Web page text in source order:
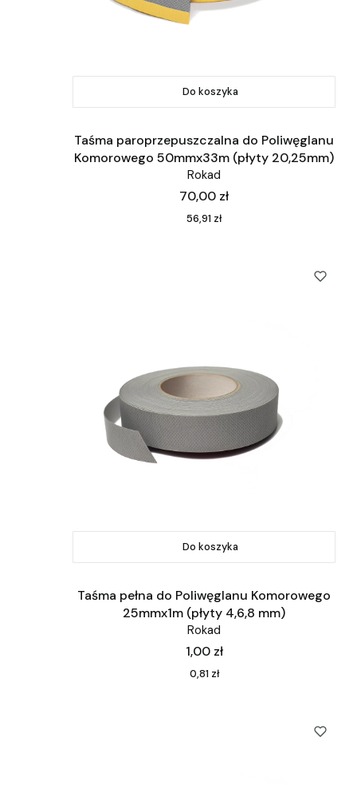
Do koszyka
Taśma paroprzepuszczalna do Poliwęglanu
Komorowego 50mmx33m (płyty 20,25mm)
Rokad
Cena
70,00 zł
Cena
56,91 zł
Do koszyka
Taśma pełna do Poliwęglanu Komorowego
25mmx1m (płyty 4,6,8 mm)
Rokad
Cena
1,00 zł
Cena
0,81 zł